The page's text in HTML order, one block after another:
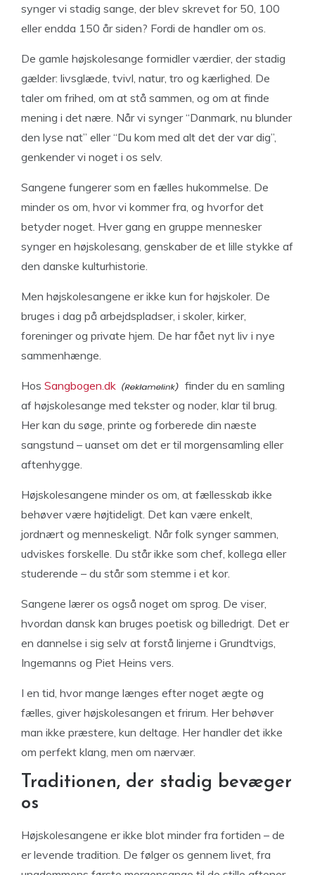
synger vi stadig sange, der blev skrevet for 50, 100
eller endda 150 år siden? Fordi de handler om os.
De gamle højskolesange formidler værdier, der stadig
gælder: livsglæde, tvivl, natur, tro og kærlighed. De
taler om frihed, om at stå sammen, og om at finde
mening i det nære. Når vi synger “Danmark, nu blunder
den lyse nat” eller “Du kom med alt det der var dig”,
genkender vi noget i os selv.
Sangene fungerer som en fælles hukommelse. De
minder os om, hvor vi kommer fra, og hvorfor det
betyder noget. Hver gang en gruppe mennesker
synger en højskolesang, genskaber de et lille stykke af
den danske kulturhistorie.
Men højskolesangene er ikke kun for højskoler. De
bruges i dag på arbejdspladser, i skoler, kirker,
foreninger og private hjem. De har fået nyt liv i nye
sammenhænge.
Hos Sangbogen.dk
finder du en samling
af højskolesange med tekster og noder, klar til brug.
Her kan du søge, printe og forberede din næste
sangstund – uanset om det er til morgensamling eller
aftenhygge.
Højskolesangene minder os om, at fællesskab ikke
behøver være højtideligt. Det kan være enkelt,
jordnært og menneskeligt. Når folk synger sammen,
udviskes forskelle. Du står ikke som chef, kollega eller
studerende – du står som stemme i et kor.
Sangene lærer os også noget om sprog. De viser,
hvordan dansk kan bruges poetisk og billedrigt. Det er
en dannelse i sig selv at forstå linjerne i Grundtvigs,
Ingemanns og Piet Heins vers.
I en tid, hvor mange længes efter noget ægte og
fælles, giver højskolesangen et frirum. Her behøver
man ikke præstere, kun deltage. Her handler det ikke
om perfekt klang, men om nærvær.
Traditionen, der stadig bevæger
os
Højskolesangene er ikke blot minder fra fortiden – de
er levende tradition. De følger os gennem livet, fra